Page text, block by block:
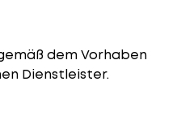
dem Vorhaben
Dienstleister.